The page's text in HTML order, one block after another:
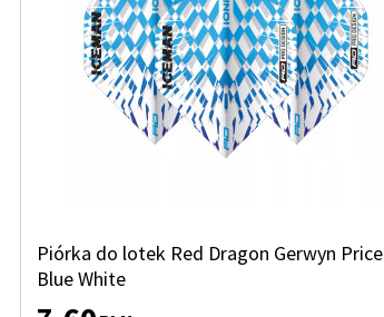
Piórka do lotek Red Dragon Gerwyn Price
Blue White